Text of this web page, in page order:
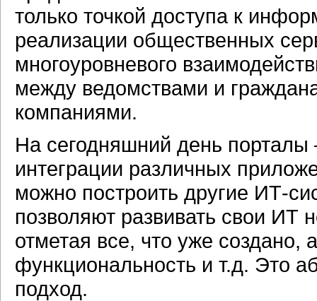
только точкой доступа к
реализации общественных
многоуровневого
между ведомствами и
компаниями.
На сегодняшний день порталы
интеграции различных
можно построить другие ИТ-
позволяют развивать свои ИТ
отметая все, что уже
функциональность и т.д. Это
подход.